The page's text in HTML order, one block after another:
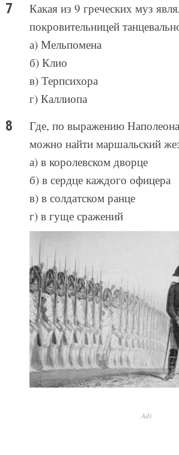
Какая из 9 греческих муз
покровительницей
а) Мельпомена
б) Клио
в) Терпсихора
г) Каллиопа
Где, по выражению
можно найти маршальский
а) в королевском дворце
б) в сердце каждого офицера
в) в солдатском ранце
г) в гуще сражений
Ads